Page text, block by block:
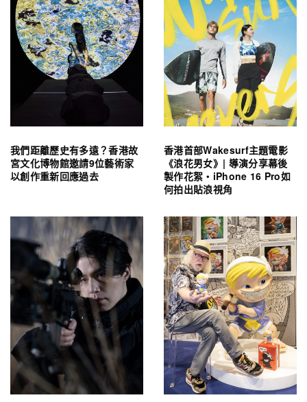
我們距離歷史有多遠？香港故
宮文化博物館邀請9位藝術家
以創作重新回應過去
香港首部Wakesurf主題電影
《浪花男女》| 導演分享幕後
製作花絮・iPhone 16 Pro如
何拍出貼浪視角